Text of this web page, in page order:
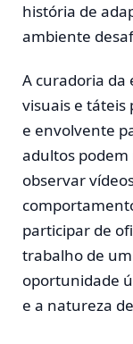
história de
ambiente
A curadoria da
visuais e táteis
e envolvente
adultos
observar
participar de
trabalho de
oportunidade
e a natureza